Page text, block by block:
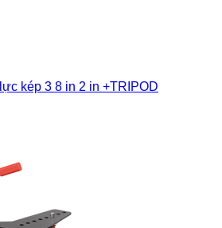
kép 3 8 in 2 in +TRIPOD